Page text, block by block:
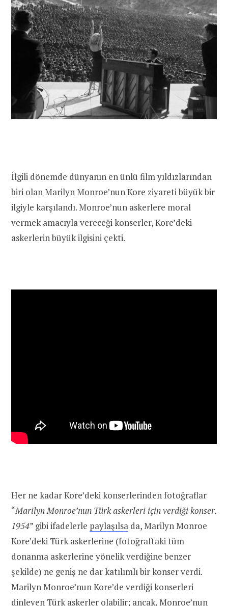
İlgili dönemde dünyanın en ünlü film yıldızlarından
biri olan Marilyn Monroe’nun Kore ziyareti büyük bir
ilgiyle karşılandı. Monroe’nun askerlere moral
vermek amacıyla vereceği konserler, Kore’deki
askerlerin büyük ilgisini çekti.
Her ne kadar Kore’deki konserlerinden fotoğraflar
“Marilyn Monroe’nun Türk askerleri için verdiği konser.
1954” gibi ifadelerle paylaşılsa da, Marilyn Monroe
Kore’deki Türk askerlerine (fotoğraftaki tüm
donanma askerlerine yönelik verdiğine benzer
şekilde) ne geniş ne dar katılımlı bir konser verdi.
Marilyn Monroe’nun Kore’de verdiği konserleri
dinleyen Türk askerler olabilir; ancak, Monroe’nun